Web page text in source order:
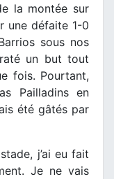
la montée sur
une défaite 1-0
sous nos
un but tout
fois. Pourtant,
Pailladins en
été gâtés par
j’ai eu fait
Je ne vais